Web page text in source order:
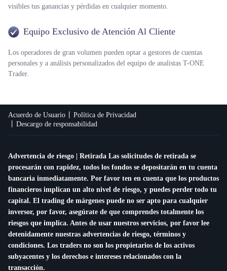
visibles tus ganancias y pérdidas en cualquier momento.
Equipo Exclusivo de Atención Al Cliente
Los operadores de gran volumen pueden optar a gestores de cuentas
personales y a análisis personalizados del equipo de analistas T-ONE
Trader.
Acuerdo de Usuario
Política de Privacidad
Descargo de responsabilidad
Advertencia de riesgo | Retirada Las solicitudes de retirada se
procesarán con rapidez, todos los fondos se depositarán en tu cuenta
bancaria inmediatamente. Por favor ten en cuenta que los productos
financieros implican un alto nivel de riesgo, y puedes perder todo tu
capital. El trading de márgenes puede no ser apto para cualquier
inversor, por favor, asegúrate de que comprendes totalmente los
riesgos que implica. Antes de usar nuestros servicios, por favor lee
detenidamente nuestras advertencias de riesgo, términos y
condiciones. Los traders no son los propietarios de los activos
subyacentes y los derechos e intereses relacionados con la
transacción.